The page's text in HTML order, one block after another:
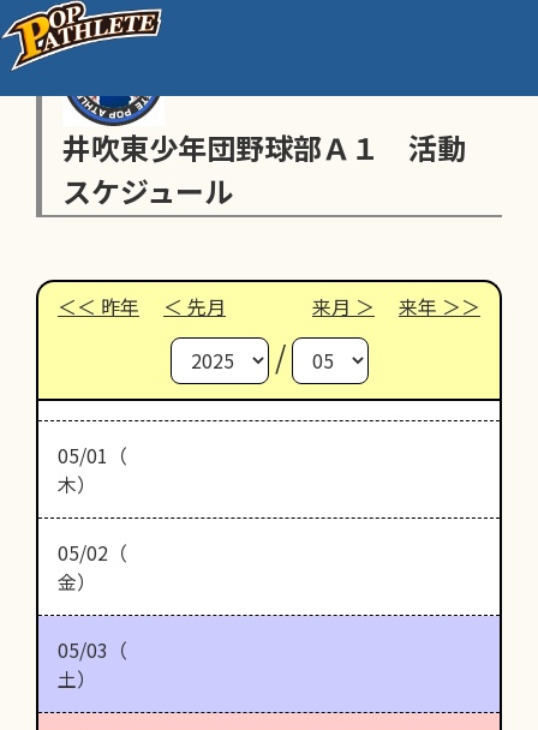
井吹東少年団野球部Ａ１ 活動
スケジュール
昨年 先月 来月 来年
/
05/01（
木）
05/02（
金）
05/03（
土）